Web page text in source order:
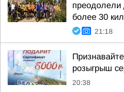
преодолели
более 30
21:18
розыгрыш
20:38